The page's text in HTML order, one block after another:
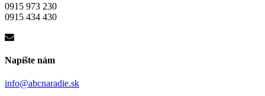
0915 973 230
0915 434 430
Napíšte nám
info@abcnaradie.sk